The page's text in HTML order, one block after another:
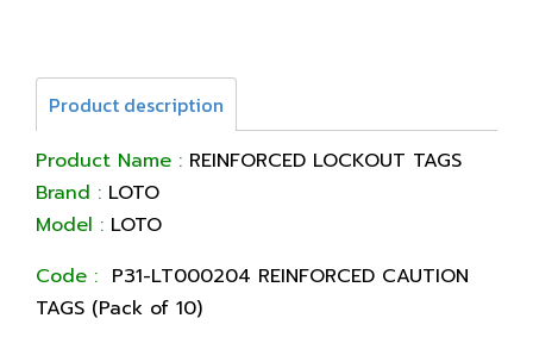
Product description
Product Name : REINFORCED LOCKOUT TAGS
Brand : LOTO
Model : LOTO
Code : P31-LT000204 REINFORCED CAUTION
TAGS (Pack of 10)